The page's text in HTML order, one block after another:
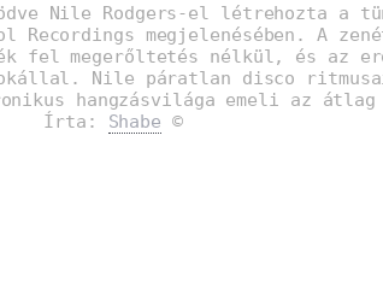
Nile Rodgers-el létrehozta a
Recordings megjelenésében. A
fel megerőltetés nélkül, és az
Nile páratlan disco
hangzásvilága emeli az
Írta: Shabe ©